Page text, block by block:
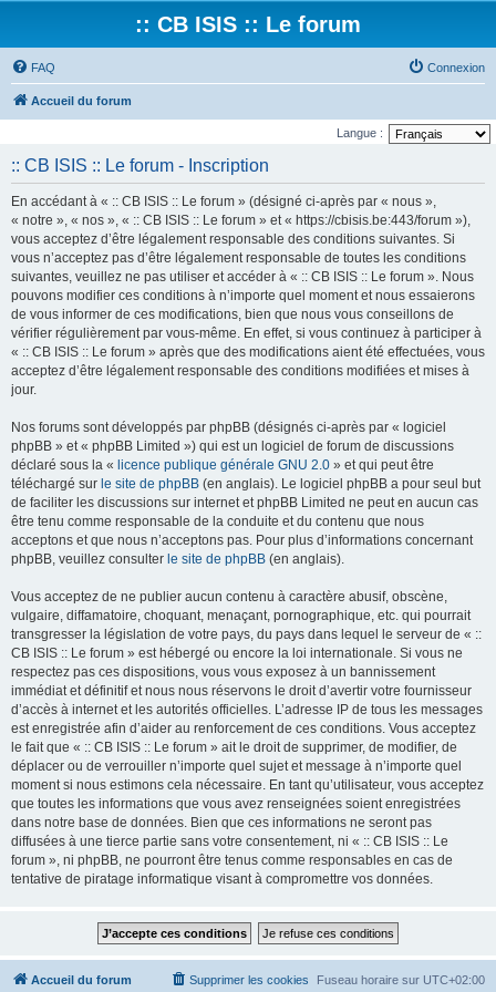
:: CB ISIS :: Le forum
FAQ Connexion
Accueil du forum
Langue :
:: CB ISIS :: Le forum - Inscription
En accédant à « :: CB ISIS :: Le forum » (désigné ci-après par « nous »,
« notre », « nos », « :: CB ISIS :: Le forum » et « https://cbisis.be:443/forum »),
vous acceptez d’être légalement responsable des conditions suivantes. Si
vous n’acceptez pas d’être légalement responsable de toutes les conditions
suivantes, veuillez ne pas utiliser et accéder à « :: CB ISIS :: Le forum ». Nous
pouvons modifier ces conditions à n’importe quel moment et nous essaierons
de vous informer de ces modifications, bien que nous vous conseillons de
vérifier régulièrement par vous-même. En effet, si vous continuez à participer à
« :: CB ISIS :: Le forum » après que des modifications aient été effectuées, vous
acceptez d’être légalement responsable des conditions modifiées et mises à
jour.
Nos forums sont développés par phpBB (désignés ci-après par « logiciel
phpBB » et « phpBB Limited ») qui est un logiciel de forum de discussions
déclaré sous la « licence publique générale GNU 2.0 » et qui peut être
téléchargé sur le site de phpBB (en anglais). Le logiciel phpBB a pour seul but
de faciliter les discussions sur internet et phpBB Limited ne peut en aucun cas
être tenu comme responsable de la conduite et du contenu que nous
acceptons et que nous n’acceptons pas. Pour plus d’informations concernant
phpBB, veuillez consulter le site de phpBB (en anglais).
Vous acceptez de ne publier aucun contenu à caractère abusif, obscène,
vulgaire, diffamatoire, choquant, menaçant, pornographique, etc. qui pourrait
transgresser la législation de votre pays, du pays dans lequel le serveur de « ::
CB ISIS :: Le forum » est hébergé ou encore la loi internationale. Si vous ne
respectez pas ces dispositions, vous vous exposez à un bannissement
immédiat et définitif et nous nous réservons le droit d’avertir votre fournisseur
d’accès à internet et les autorités officielles. L’adresse IP de tous les messages
est enregistrée afin d’aider au renforcement de ces conditions. Vous acceptez
le fait que « :: CB ISIS :: Le forum » ait le droit de supprimer, de modifier, de
déplacer ou de verrouiller n’importe quel sujet et message à n’importe quel
moment si nous estimons cela nécessaire. En tant qu’utilisateur, vous acceptez
que toutes les informations que vous avez renseignées soient enregistrées
dans notre base de données. Bien que ces informations ne seront pas
diffusées à une tierce partie sans votre consentement, ni « :: CB ISIS :: Le
forum », ni phpBB, ne pourront être tenus comme responsables en cas de
tentative de piratage informatique visant à compromettre vos données.
Accueil du forum Fuseau horaire sur UTC+02:00
Supprimer les cookies